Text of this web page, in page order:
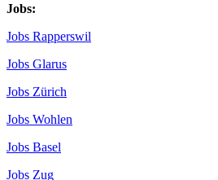
Jobs:
Jobs Rapperswil
Jobs Glarus
Jobs Zürich
Jobs Wohlen
Jobs Basel
Jobs Zug